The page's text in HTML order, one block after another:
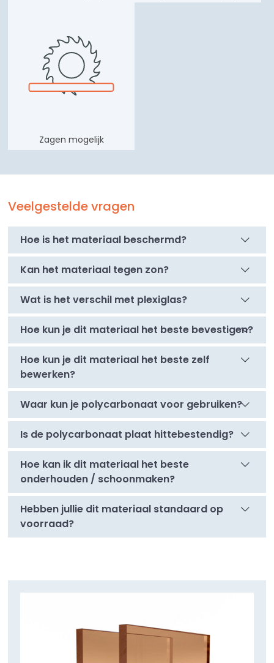
Zagen mogelijk
Veelgestelde vragen
Hoe is het materiaal beschermd?
Kan het materiaal tegen zon?
Wat is het verschil met plexiglas?
Hoe kun je dit materiaal het beste bevestigen?
Hoe kun je dit materiaal het beste zelf
bewerken?
Waar kun je polycarbonaat voor gebruiken?
Is de polycarbonaat plaat hittebestendig?
Hoe kan ik dit materiaal het beste
onderhouden / schoonmaken?
Hebben jullie dit materiaal standaard op
voorraad?